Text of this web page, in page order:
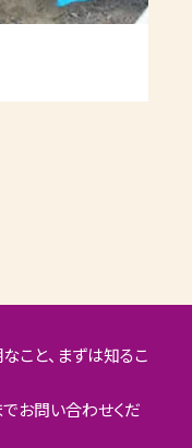
こと、まずは知るこ
お問い合わせくだ